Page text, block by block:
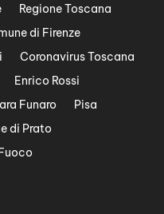
Regione Toscana
di Firenze
Coronavirus Toscana
Enrico Rossi
Funaro
Pisa
di Prato